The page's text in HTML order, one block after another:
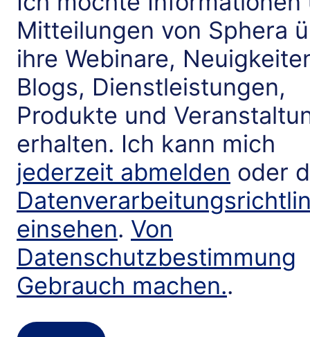
Mitteilungen von Sphera
ihre Webinare,
Blogs, Dienstleistungen,
Produkte und
erhalten. Ich kann mich
jederzeit abmelden oder
einsehen. Von
Datenschutzbestimmung
Gebrauch machen..